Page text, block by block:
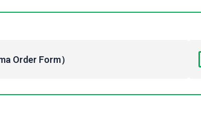
Order Form）